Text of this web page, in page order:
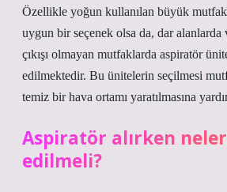
Özellikle yoğun kullanılan büyük
uygun bir seçenek olsa da, dar alanlarda
çıkışı olmayan mutfaklarda aspiratör
edilmektedir. Bu ünitelerin seçilmesi
temiz bir hava ortamı yaratılmasına
Aspiratör alırken
edilmeli?